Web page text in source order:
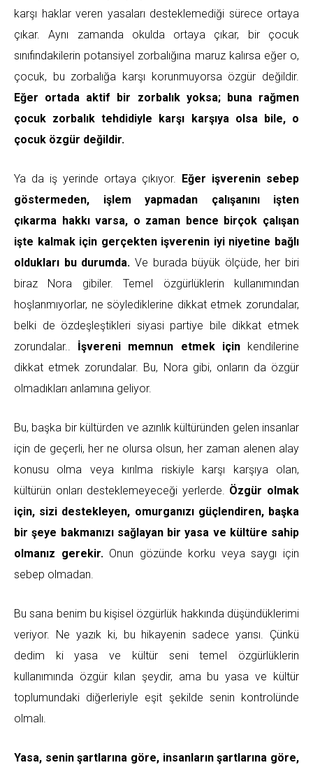
karşı haklar veren yasaları desteklemediği sürece ortaya
çıkar. Aynı zamanda okulda ortaya çıkar, bir çocuk
sınıfındakilerin potansiyel zorbalığına maruz kalırsa eğer o,
çocuk, bu zorbalığa karşı korunmuyorsa özgür değildir.
Eğer ortada aktif bir zorbalık yoksa; buna rağmen
çocuk zorbalık tehdidiyle karşı karşıya olsa bile, o
çocuk özgür değildir.
Ya da iş yerinde ortaya çıkıyor. Eğer işverenin sebep
göstermeden, işlem yapmadan çalışanını işten
çıkarma hakkı varsa, o zaman bence birçok çalışan
işte kalmak için gerçekten işverenin iyi niyetine bağlı
oldukları bu durumda. Ve burada büyük ölçüde, her biri
biraz Nora gibiler. Temel özgürlüklerin kullanımından
hoşlanmıyorlar, ne söylediklerine dikkat etmek zorundalar,
belki de özdeşleştikleri siyasi partiye bile dikkat etmek
zorundalar.. İşvereni memnun etmek içinkendilerine
dikkat etmek zorundalar. Bu, Nora gibi, onların da özgür
olmadıkları anlamına geliyor.
Bu, başka bir kültürden ve azınlık kültüründen gelen insanlar
için de geçerli, her ne olursa olsun, her zaman alenen alay
konusu olma veya kırılma riskiyle karşı karşıya olan,
kültürün onları desteklemeyeceği yerlerde. Özgür olmak
için, sizi destekleyen, omurganızı güçlendiren, başka
bir şeye bakmanızı sağlayan bir yasa ve kültüre sahip
olmanız gerekir.Onun gözünde korku veya saygı için
sebep olmadan.
Bu sana benim bu kişisel özgürlük hakkında düşündüklerimi
veriyor. Ne yazık ki, bu hikayenin sadece yarısı. Çünkü
dedim ki yasa ve kültür seni temel özgürlüklerin
kullanımında özgür kılan şeydir, ama bu yasa ve kültür
toplumundaki diğerleriyle eşit şekilde senin kontrolünde
olmalı.
Yasa, senin şartlarına göre, insanların şartlarına göre,